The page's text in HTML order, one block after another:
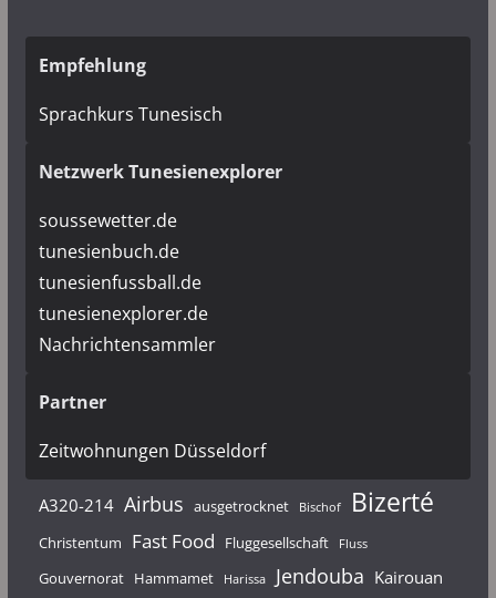
Empfehlung
Sprachkurs Tunesisch
Netzwerk Tunesienexplorer
soussewetter.de
tunesienbuch.de
tunesienfussball.de
tunesienexplorer.de
Nachrichtensammler
Partner
Zeitwohnungen Düsseldorf
A320-214 Airbus ausgetrocknet Bischof Bizerté
Christentum Fast Food Fluggesellschaft Fluss
Gouvernorat Hammamet Harissa Jendouba Kairouan